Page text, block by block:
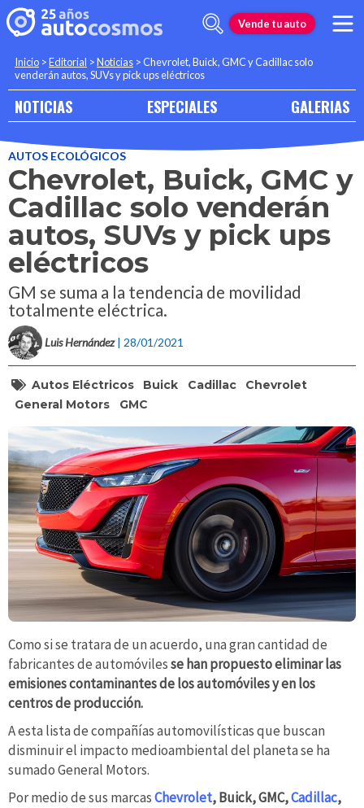
Vende tu auto
Inicio >Editorial >Noticias >Chevrolet, Buick, GMC y Cadillac solo
venderán autos, SUVs y pick ups eléctricos
NOTICIAS ESPECIALES GALERIAS
AUTOS ECOLÓGICOS
Chevrolet, Buick, GMC y
Cadillac solo venderán
autos, SUVs y pick ups
eléctricos
GM se suma a la tendencia de movilidad
totalmente eléctrica.
Luis Hernández | 28/01/2021
Autos Eléctricos Buick Cadillac
Chevrolet
General Motors
GMC
Como si se tratara de un acuerdo, una gran cantidad de
fabricantes de automóvilesse han propuesto eliminar las
emisiones contaminantes de los automóviles y en los
centros de producción.
A esta lista de compañías automovilísticas que buscan
disminuir el impacto medioambiental del planeta se ha
sumado General Motors.
Por medio de sus marcasChevrolet, Buick, GMC,Cadillac,